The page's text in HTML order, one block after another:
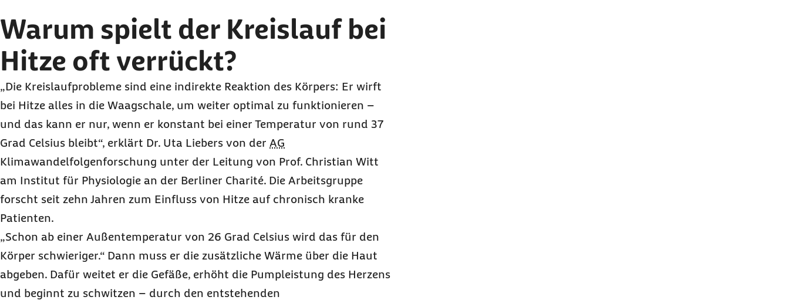
Warum spielt der Kreislauf bei
Hitze oft verrückt?
„Die Kreislaufprobleme sind eine indirekte Reaktion des Körpers: Er wirft
bei Hitze alles in die Waagschale, um weiter optimal zu funktionieren –
und das kann er nur, wenn er konstant bei einer Temperatur von rund 37
Grad Celsius bleibt“, erklärt Dr. Uta Liebers von der AG
Klimawandelfolgenforschung unter der Leitung von Prof. Christian Witt
am Institut für Physiologie an der Berliner Charité. Die Arbeitsgruppe
forscht seit zehn Jahren zum Einfluss von Hitze auf chronisch kranke
Patienten.
„Schon ab einer Außentemperatur von 26 Grad Celsius wird das für den
Körper schwieriger.“ Dann muss er die zusätzliche Wärme über die Haut
abgeben. Dafür weitet er die Gefäße, erhöht die Pumpleistung des Herzens
und beginnt zu schwitzen – durch den entstehenden